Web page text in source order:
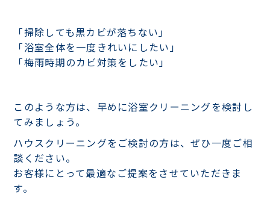
「掃除しても黒カビが落ちない」
「浴室全体を一度きれいにしたい」
「梅雨時期のカビ対策をしたい」
このような方は、早めに浴室クリーニングを検討し
てみましょう。
ハウスクリーニングをご検討の方は、ぜひ一度ご相
談ください。
お客様にとって最適なご提案をさせていただきま
す。